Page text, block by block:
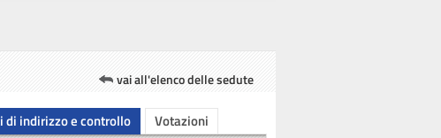
vai all'elenco delle sedute
di indirizzo e controllo Votazioni